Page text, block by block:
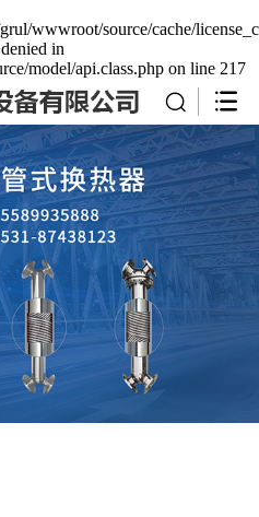
wwwroot/source/cache/
in
model/api.class.php on line 217